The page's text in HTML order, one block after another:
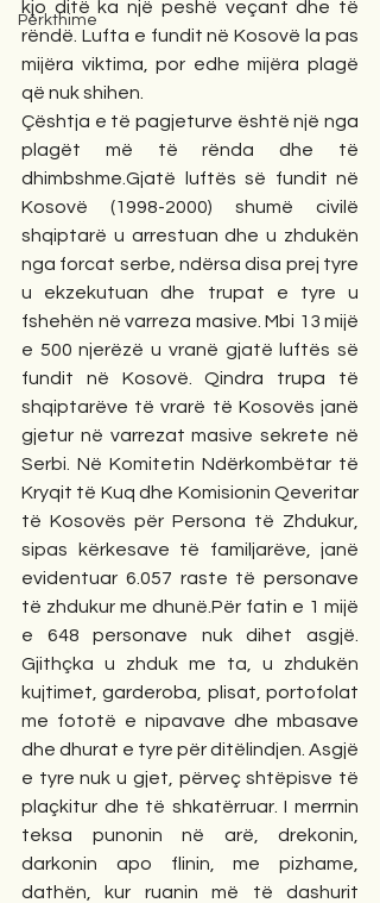
Përkthime
kjo ditë ka një peshë veçant dhe të
rëndë. Lufta e fundit në Kosovë la pas
mijëra viktima, por edhe mijëra plagë
që nuk shihen.
Çështja e të pagjeturve është një nga
plagët më të rënda dhe të
dhimbshme.Gjatë luftës së fundit në
Kosovë (1998-2000) shumë civilë
shqiptarë u arrestuan dhe u zhdukën
nga forcat serbe, ndërsa disa prej tyre
u ekzekutuan dhe trupat e tyre u
fshehën në varreza masive. Mbi 13 mijë
e 500 njerëzë u vranë gjatë luftës së
fundit në Kosovë. Qindra trupa të
shqiptarëve të vrarë të Kosovës janë
gjetur në varrezat masive sekrete në
Serbi. Në Komitetin Ndërkombëtar të
Kryqit të Kuq dhe Komisionin Qeveritar
të Kosovës për Persona të Zhdukur,
sipas kërkesave të familjarëve, janë
evidentuar 6.057 raste të personave
të zhdukur me dhunë.Për fatin e 1 mijë
e 648 personave nuk dihet asgjë.
Gjithçka u zhduk me ta, u zhdukën
kujtimet, garderoba, plisat, portofolat
me fototë e nipavave dhe mbasave
dhe dhurat e tyre për ditëlindjen. Asgjë
e tyre nuk u gjet, përveç shtëpisve të
plaçkitur dhe të shkatërruar. I merrnin
teksa punonin në arë, drekonin,
darkonin apo flinin, me pizhame,
dathën, kur ruanin më të dashurit